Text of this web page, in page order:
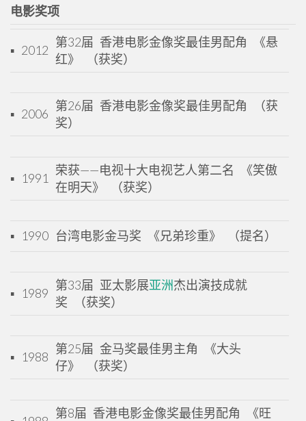
电影奖项
▪ 2012
第32届 香港电影金像奖最佳男配角 《悬
红》 （获奖）
▪ 2006
第26届 香港电影金像奖最佳男配角 （获
奖）
▪ 1991
荣获——电视十大电视艺人第二名 《笑傲
在明天》 （获奖）
▪ 1990 台湾电影金马奖 《兄弟珍重》 （提名）
▪ 1989
第33届 亚太影展亚洲杰出演技成就
奖 （获奖）
▪ 1988
第25届 金马奖最佳男主角 《大头
仔》 （获奖）
第8届 香港电影金像奖最佳男配角 《旺